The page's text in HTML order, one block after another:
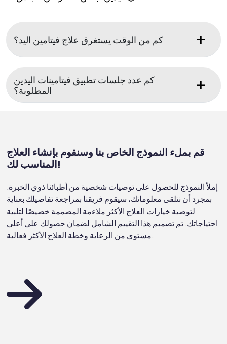
كم من الوقت يستغرق علاج فيتامين اليد؟
كم عدد جلسات تطبيق فيتامينات اليدين
المطلوبة؟
قم بملء النموذج الخاص بنا وسنقوم بإنشاء العلاج
المناسب لك!
إملأ النموذج للحصول على توصيات شخصية من أطبائنا ذوي الخبرة.
بمجرد أن نتلقى معلوماتك، سيقوم فريقنا بمراجعة تفاصيلك بعناية
لتوصية خيارات العلاج الأكثر ملاءمة المصممة خصيصًا لتلبية
احتياجاتك. تم تصميم هذا التقييم الشامل لضمان حصولك على أعلى
مستوى من الرعاية وخطة العلاج الأكثر فعالية.